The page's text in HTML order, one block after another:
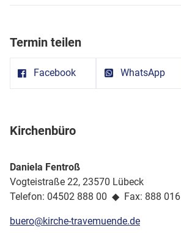
Termin teilen
Facebook WhatsApp
Kirchenbüro
Daniela Fentroß
Vogteistraße 22, 23570 Lübeck
Telefon: 04502 888 00 ◆ Fax: 888 016
buero@kirche-travemuende.de